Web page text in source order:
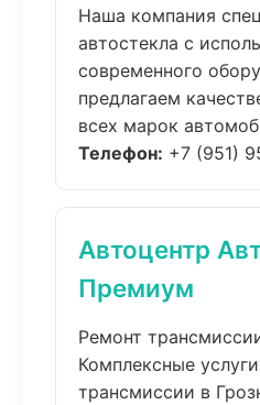
Наша компания
автостекла с
современного
предлагаем
всех марок
Телефон: +7 (951)
Автоцентр
Премиум
Ремонт
Комплексные
трансмиссии в